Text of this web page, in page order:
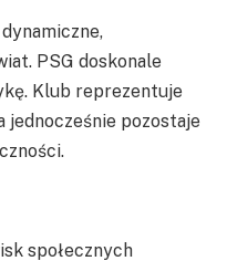
PSG doskonale
Klub reprezentuje
jednocześnie pozostaje
społecznych